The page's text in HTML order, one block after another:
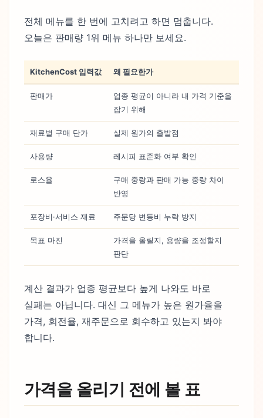
전체 메뉴를 한 번에 고치려고 하면 멈춥니다.
오늘은 판매량 1위 메뉴 하나만 보세요.
KitchenCost 입력값 왜 필요한가
판매가
업종 평균이 아니라 내 가격 기준을
잡기 위해
재료별 구매 단가 실제 원가의 출발점
사용량 레시피 표준화 여부 확인
로스율
구매 중량과 판매 가능 중량 차이
반영
포장비·서비스 재료 주문당 변동비 누락 방지
목표 마진
가격을 올릴지, 용량을 조정할지
판단
계산 결과가 업종 평균보다 높게 나와도 바로
실패는 아닙니다. 대신 그 메뉴가 높은 원가율을
가격, 회전율, 재주문으로 회수하고 있는지 봐야
합니다.
가격을 올리기 전에 볼 표